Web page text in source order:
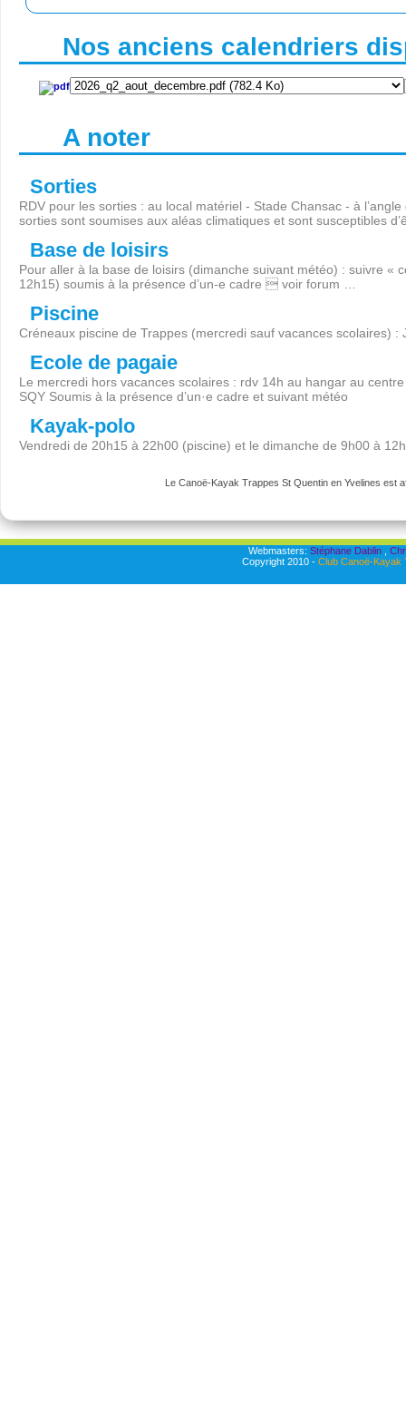
Nos anciens calendriers
A noter
Sorties
RDV pour les sorties : au local matériel - Stade Chansac - à
sorties sont soumises aux aléas climatiques et sont susceptibles
Base de loisirs
Pour aller à la base de loisirs (dimanche suivant météo) : suivre
12h15) soumis à la présence d’un-e cadre  voir forum …
Piscine
Créneaux piscine de Trappes (mercredi sauf vacances scolaires)
Ecole de pagaie
Le mercredi hors vacances scolaires : rdv 14h au hangar au
SQY Soumis à la présence d’un·e cadre et suivant météo
Kayak-polo
Vendredi de 20h15 à 22h00 (piscine) et le dimanche de 9h00 à
Le Canoë-Kayak Trappes St Quentin en Yvelines est
Webmasters: Stéphane Dablin,
Copyright 2010 - Club Canoë-Kayak